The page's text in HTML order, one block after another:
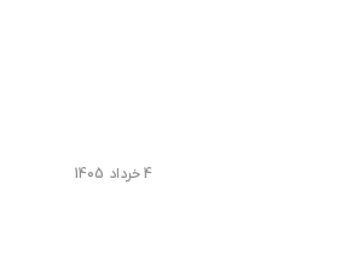
4 خرداد 1405